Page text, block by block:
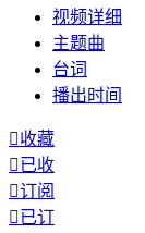
视频详细
主题曲
台词
播出时间
收藏
已收
订阅
已订